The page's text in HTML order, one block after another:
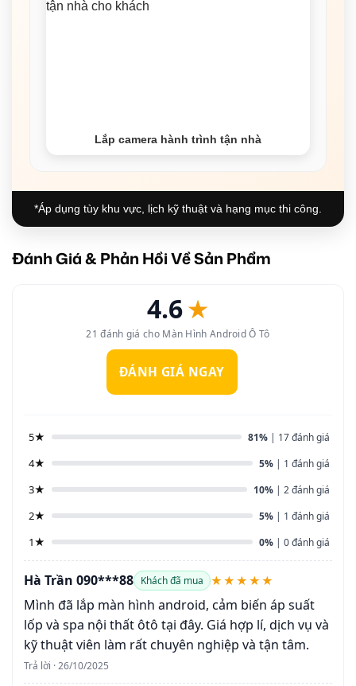
Lắp camera hành trình tận nhà
*Áp dụng tùy khu vực, lịch kỹ thuật và hạng mục thi công.
Đánh Giá & Phản Hồi Về Sản Phẩm
4.6★
21 đánh giá cho Màn Hình Android Ô Tô
ĐÁNH GIÁ NGAY
5★ 81% | 17 đánh giá
4★ 5% | 1 đánh giá
3★ 10% | 2 đánh giá
2★ 5% | 1 đánh giá
1★ 0% | 0 đánh giá
Hà Trần 090***88 Khách đã mua ★★★★★
Mình đã lắp màn hình android, cảm biến áp suất
lốp và spa nội thất ôtô tại đây. Giá hợp lí, dịch vụ và
kỹ thuật viên làm rất chuyên nghiệp và tận tâm.
Trả lời · 26/10/2025